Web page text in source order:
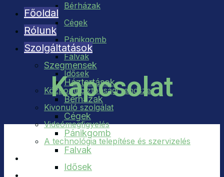
Bérházak
Cégek
Pánikgomb
Falvak
Idősek
Központi biztonsági rendszer
Kivonuló szolgálat
Videómegfigyelés
A technológia telepítése és szervizelés
Főoldal
Rólunk
Szolgáltatások
Szegmensek
Háztartások
Bérházak
Cégek
Pánikgomb
Falvak
Idősek
Kapcsolat